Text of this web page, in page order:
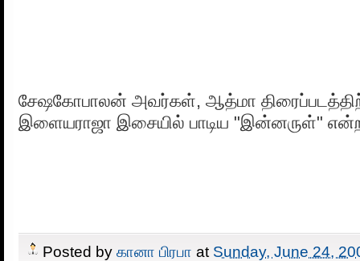
சேஷகோபாலன் அவர்கள், ஆத்மா
இளையராஜா இசையில் பாடிய "இன்னருள்"
Posted by கானா பிரபா at Sunday, June 24,